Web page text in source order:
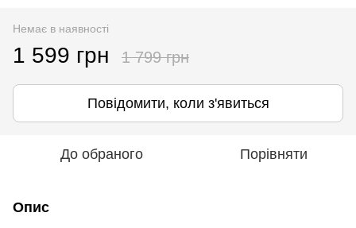
Немає в наявності
1 599 грн 1 799 грн
Повідомити, коли з'явиться
До обраного Порівняти
Опис